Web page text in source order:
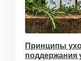
Принципы
поддержания